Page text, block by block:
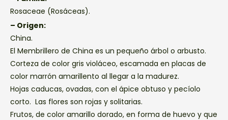
Rosaceae (Rosáceas).
– Origen:
China.
El Membrillero de China es un pequeño árbol o arbusto.
Corteza de color gris violáceo, escamada en placas de
color marrón amarillento al llegar a la madurez.
Hojas caducas, ovadas, con el ápice obtuso y pecíolo
corto. Las flores son rojas y solitarias.
Frutos, de color amarillo dorado, en forma de huevo y que